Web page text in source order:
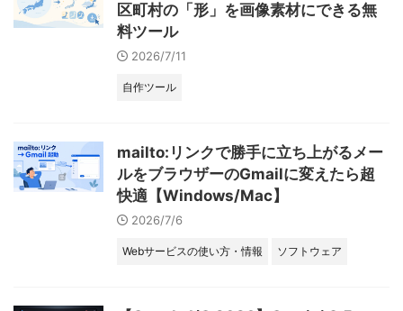
区町村の「形」を画像素材にできる無
料ツール
2026/7/11
自作ツール
mailto:リンクで勝手に立ち上がるメー
ルをブラウザーのGmailに変えたら超
快適【Windows/Mac】
2026/7/6
Webサービスの使い方・情報 ソフトウェア